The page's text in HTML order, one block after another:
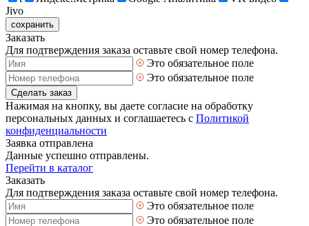
Jivo
сохранить
Заказать
Для подтверждения заказа оставьте свой номер телефона.
Это обязательное поле
Это обязательное поле
Сделать заказ
Нажимая на кнопку, вы даете согласие на обработку
персональных данных и соглашаетесь с Политикой
конфиденциальности
Заявка отправлена
Данные успешно отправлены.
Перейти в каталог
Заказать
Для подтверждения заказа оставьте свой номер телефона.
Это обязательное поле
Это обязательное поле